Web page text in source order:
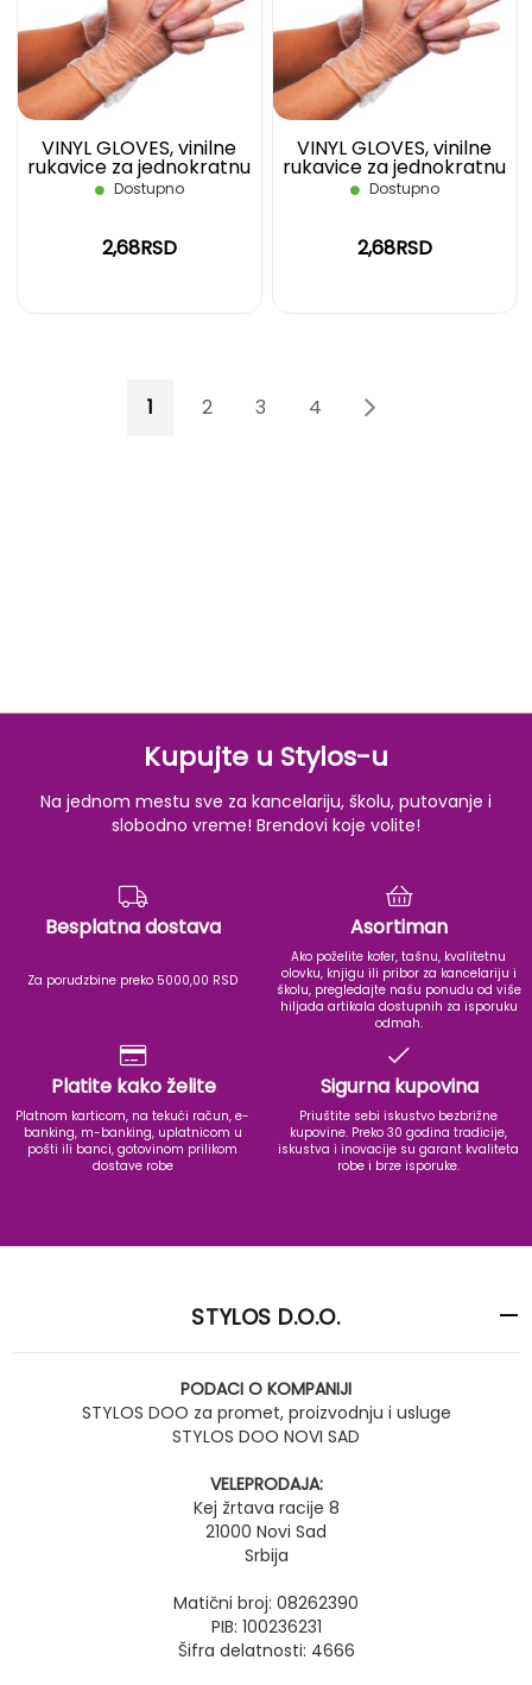
VINYL GLOVES, vinilne
rukavice za jednokratnu
upotrebu, nepuderisane,
transparentne, S
Dostupno
2,68RSD
LISTU
ŽELJA
VINYL GLOVES, vinilne
rukavice za jednokratnu
upotrebu, nepuderisane,
transparentne, M
Dostupno
2,68RSD
You're currently reading page
1 Page
2 Page
3 Page
4 Page
5Page
Sledeće
Kupujte u Stylos-u
Na jednom mestu sve za kancelariju, školu, putovanje i
slobodno vreme! Brendovi koje volite!
Besplatna dostava
Za porudzbine preko 5000,00 RSD
Asortiman
Ako poželite kofer, tašnu, kvalitetnu
olovku, knjigu ili pribor za kancelariju i
školu, pregledajte našu ponudu od više
hiljada artikala dostupnih za isporuku
odmah.
Platite kako želite
Platnom karticom, na tekući račun, e-
banking, m-banking, uplatnicom u
pošti ili banci, gotovinom prilikom
dostave robe
Sigurna kupovina
Priuštite sebi iskustvo bezbrižne
kupovine. Preko 30 godina tradicije,
iskustva i inovacije su garant kvaliteta
robe i brze isporuke.
STYLOS D.O.O.
PODACI O KOMPANIJI
STYLOS DOO za promet, proizvodnju i usluge
STYLOS DOO NOVI SAD
VELEPRODAJA:
Kej žrtava racije 8
21000 Novi Sad
Srbija
Matični broj: 08262390
PIB: 100236231
Šifra delatnosti: 4666